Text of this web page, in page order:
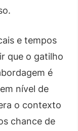
e tempos
que o gatilho
é
nível de
o contexto
chance de